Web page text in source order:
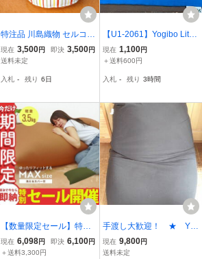
特注品 川島織物 セルコン
vita ボーダー 俵型 ビーズ
クッション レトロ ストラ
現在 3,500円 即決 3,500円
送料未定
入札 - 残り 6日
【U1-2061】Yogibo Lite
ヨギボー ビーズクッショ
ン カバーのみ 約70x130c
市場】
現在 1,100円
＋送料600円
入札 - 残り 3時間
【数量限定セール】特大
ビーズクッション 補充可
能 洗える 大きい クッシ
現在 6,098円 即決 6,100円
＋送料3,300円
手渡し大歓迎！ ★ Yo
gibo ヨギボー！ 超大
型！ ビーズクッショ
現在 9,800円
送料未定